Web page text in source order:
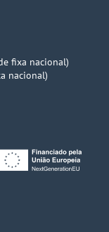
fixa nacional)
nacional)